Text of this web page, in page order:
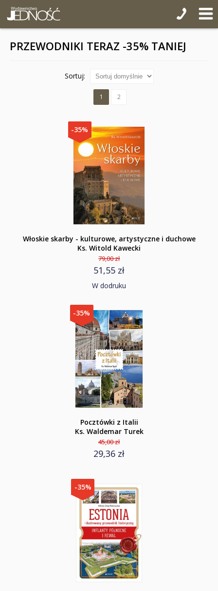
PRZEWODNIKI TERAZ -35% TANIEJ
Sortuj:
1 2
-35%
Włoskie skarby - kulturowe, artystyczne i duchowe
Ks. Witold Kawecki
79,00 zł
51,55 zł
W dodruku
-35%
Pocztówki z Italii
Ks. Waldemar Turek
45,00 zł
29,36 zł
-35%